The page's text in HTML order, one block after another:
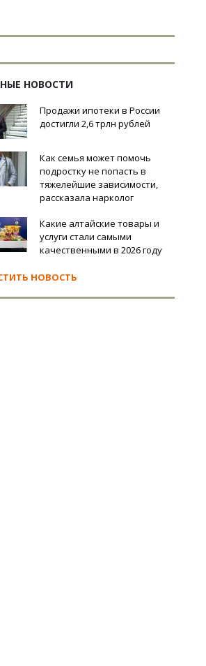
НОВОСТИ
Продажи ипотеки в России
достигли 2,6 трлн рублей
Как семья может помочь
подростку не попасть в
тяжелейшие зависимости,
рассказала нарколог
Какие алтайские товары и
услуги стали самыми
качественными в 2026 году
НОВОСТЬ